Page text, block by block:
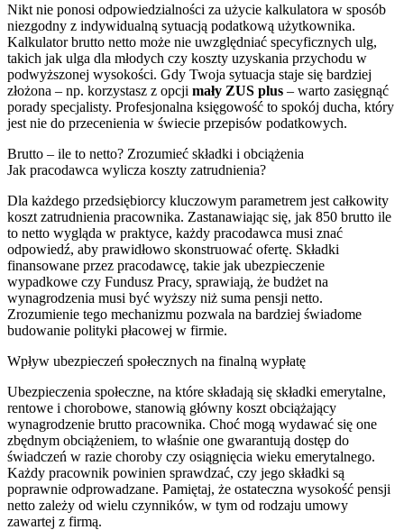
Nikt nie ponosi odpowiedzialności za użycie kalkulatora w sposób
niezgodny z indywidualną sytuacją podatkową użytkownika.
Kalkulator brutto netto może nie uwzględniać specyficznych ulg,
takich jak ulga dla młodych czy koszty uzyskania przychodu w
podwyższonej wysokości. Gdy Twoja sytuacja staje się bardziej
złożona – np. korzystasz z opcji mały ZUS plus – warto zasięgnąć
porady specjalisty. Profesjonalna księgowość to spokój ducha, który
jest nie do przecenienia w świecie przepisów podatkowych.
Brutto – ile to netto? Zrozumieć składki i obciążenia
Jak pracodawca wylicza koszty zatrudnienia?
Dla każdego przedsiębiorcy kluczowym parametrem jest całkowity
koszt zatrudnienia pracownika. Zastanawiając się, jak 850 brutto ile
to netto wygląda w praktyce, każdy pracodawca musi znać
odpowiedź, aby prawidłowo skonstruować ofertę. Składki
finansowane przez pracodawcę, takie jak ubezpieczenie
wypadkowe czy Fundusz Pracy, sprawiają, że budżet na
wynagrodzenia musi być wyższy niż suma pensji netto.
Zrozumienie tego mechanizmu pozwala na bardziej świadome
budowanie polityki płacowej w firmie.
Wpływ ubezpieczeń społecznych na finalną wypłatę
Ubezpieczenia społeczne, na które składają się składki emerytalne,
rentowe i chorobowe, stanowią główny koszt obciążający
wynagrodzenie brutto pracownika. Choć mogą wydawać się one
zbędnym obciążeniem, to właśnie one gwarantują dostęp do
świadczeń w razie choroby czy osiągnięcia wieku emerytalnego.
Każdy pracownik powinien sprawdzać, czy jego składki są
poprawnie odprowadzane. Pamiętaj, że ostateczna wysokość pensji
netto zależy od wielu czynników, w tym od rodzaju umowy
zawartej z firmą.